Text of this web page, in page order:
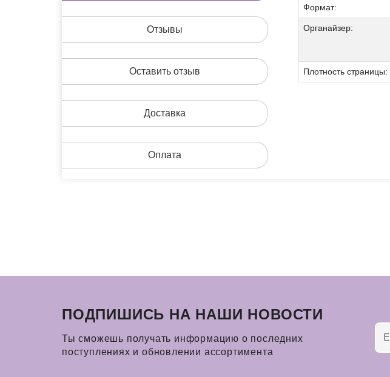
Подарочные наборы
Отзывы
Оставить отзыв
Доставка
Оплата
Формат:
Органайзер:
Плотность страницы:
ПОДПИШИСЬ НА НАШИ НОВОСТИ
Ты сможешь получать информацию о последних
поступлениях и обновлении ассортимента
Мы позвоним